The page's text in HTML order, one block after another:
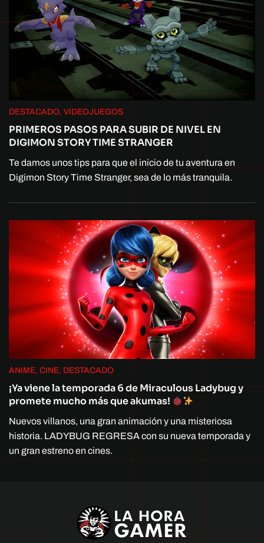
DESTACADO, VIDEOJUEGOS
PRIMEROS PASOS PARA SUBIR DE NIVEL EN
DIGIMON STORY TIME STRANGER
Te damos unos tips para que el inicio de tu aventura en
Digimon Story Time Stranger, sea de lo más tranquila.
ANIME, CINE, DESTACADO
¡Ya viene la temporada 6 de Miraculous Ladybug y
promete mucho más que akumas!
Nuevos villanos, una gran animación y una misteriosa
historia. LADYBUG REGRESA con su nueva temporada y
un gran estreno en cines.